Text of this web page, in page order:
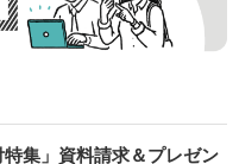
集」資料請求＆プレゼン